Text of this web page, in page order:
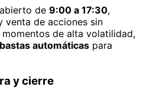
de 9:00 a 17:30,
venta de acciones sin
de alta volatilidad,
automáticas para
y cierre